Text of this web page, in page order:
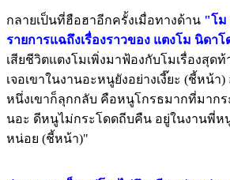
กลายเป็นที่ฮือฮาอีกครั้งเมื่อทางด้าน "โม
รายการแฉถึงเรื่องราวของ แตงโม นิดา
เสียชีวิตแตงโมเพิ่งมาฟ้องกับโมเรื่องสุด
เจอเขาในงานอะหนูยังอย่างเงี๊ยะ (ชี้หน้า
หนึ่งเขาก็ลุกกลับ คือหนูโกรธมากที่มาก
นอะ ดีหนูไม่กระโดดถีบคืน อยู่ในงานพี่
หน่อย (ชี้หน้า)"